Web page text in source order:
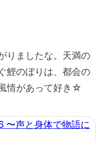
りましたな。天満の
鯉のぼりは、都会の
情があって好き☆